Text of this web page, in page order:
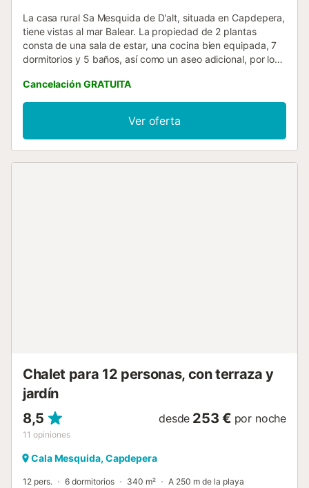
La casa rural Sa Mesquida de D'alt, situada en Capdepera,
tiene vistas al mar Balear. La propiedad de 2 plantas
consta de una sala de estar, una cocina bien equipada, 7
dormitorios y 5 baños, así como un aseo adicional, por lo
adicionales incluyen Wi-Fi, una smart TV con servicios de
streaming, un ventilador, una lavadora, una secadora, así
como toallas de playa/piscina. Además, una mesa de ping-
pong y una mesa de billar están disponibles para su uso.
También hay 3 cunas y 2 tronas disponibles. Este
Cancelación GRATUITA
Ver oferta
Chalet para 12 personas, con terraza y
jardín
8,5
11 opiniones
desde 253 € por noche
Cala Mesquida, Capdepera
12 pers. 6 dormitorios 340 m² A 250 m de la playa